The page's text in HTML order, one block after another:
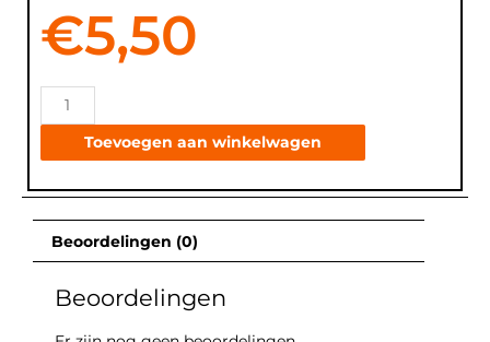
€5,50
Toevoegen aan winkelwagen
Beoordelingen (0)
Beoordelingen